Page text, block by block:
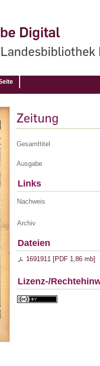
Digital
Zeitung
Gesamttitel
Ausgabe
Links
Nachweis
Archiv
Dateien
1691911 [PDF 1,86 mb]
Lizenz-/